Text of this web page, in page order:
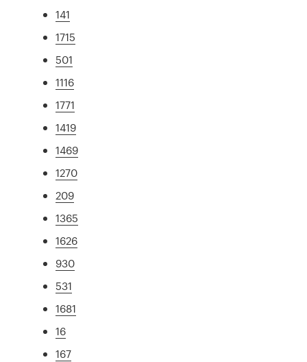
141
1715
501
1116
1771
1419
1469
1270
209
1365
1626
930
531
1681
16
167